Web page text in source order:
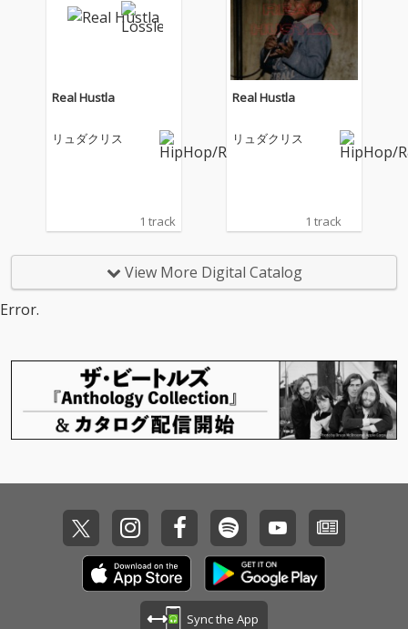
Real Hustla
リュダクリス
1 track
Real Hustla
リュダクリス
1 track
View More Digital Catalog
Error.
Sync the App